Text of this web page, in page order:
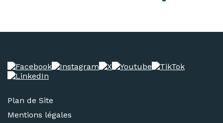
Plan de Site
Mentions légales